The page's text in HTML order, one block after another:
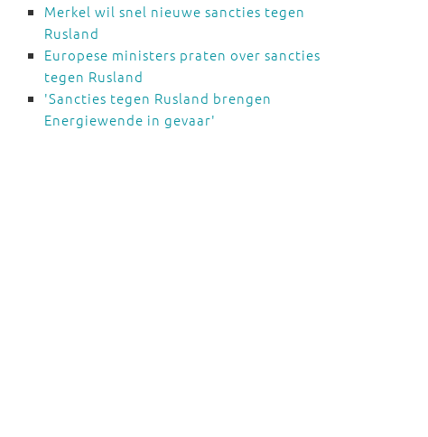
Merkel wil snel nieuwe sancties tegen
Rusland
Europese ministers praten over sancties
tegen Rusland
'Sancties tegen Rusland brengen
Energiewende in gevaar'